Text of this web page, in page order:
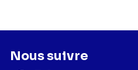
Nous suivre